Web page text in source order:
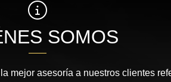
SOMOS
mejor asesoría a nuestros clientes